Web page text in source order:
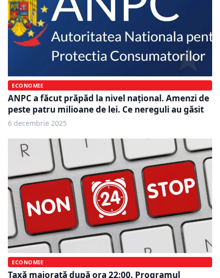
ECONOMIE
ANPC a făcut prăpăd la nivel naţional. Amenzi de
peste patru milioane de lei. Ce nereguli au găsit
6 decembrie 2025
ECONOMIE
Taxă majorată după ora 22:00. Programul